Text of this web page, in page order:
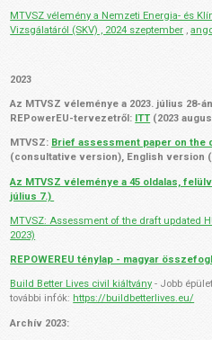
MTVSZ vélemény a Nemzeti Energia- és
Vizsgálatáról (SKV) , 2024 szeptember ,
2023
Az MTVSZ véleménye a 2023. július 28-
REPowerEU-tervezetről: ITT (2023
MTVSZ: Brief assessment paper on the
(consultative version), English version
Az MTVSZ véleménye a 45 oldalas,
július 7.)
MTVSZ: Assessment of the draft updated
2023)
REPOWEREU ténylap - magyar
Build Better Lives civil kiáltvány - Jobb
további infók: https://buildbetterlives.eu/
Archív 2023: